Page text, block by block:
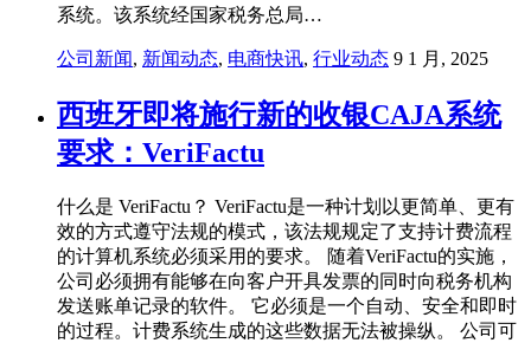
系统。该系统经国家税务总局…
公司新闻, 新闻动态, 电商快讯, 行业动态 9 1 月, 2025
西班牙即将施行新的收银CAJA系统
要求：VeriFactu
什么是 VeriFactu？ VeriFactu是一种计划以更简单、更有
效的方式遵守法规的模式，该法规规定了支持计费流程
的计算机系统必须采用的要求。 随着VeriFactu的实施，
公司必须拥有能够在向客户开具发票的同时向税务机构
发送账单记录的软件。 它必须是一个自动、安全和即时
的过程。计费系统生成的这些数据无法被操纵。 公司可